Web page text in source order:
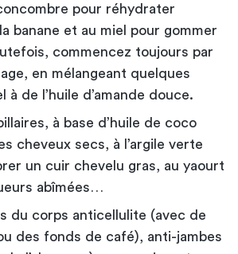
pour réhydrater
la banane et au miel pour gommer
commencez toujours par
en mélangeant quelques
à de l’huile d’amande douce.
à base d’huile de coco
cheveux secs, à l’argile verte
un cuir chevelu gras, au yaourt
abîmées…
du corps anticellulite (avec de
des fonds de café), anti-jambes